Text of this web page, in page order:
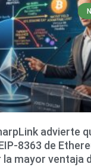
advierte
8363 de
mayor ventaja